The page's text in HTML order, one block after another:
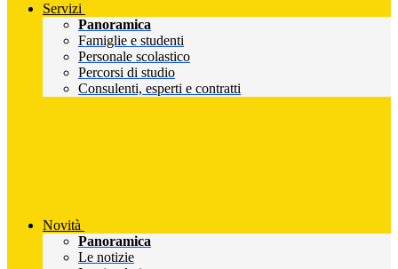
Servizi
Panoramica
Famiglie e studenti
Personale scolastico
Percorsi di studio
Consulenti, esperti e contratti
Novità
Panoramica
Le notizie